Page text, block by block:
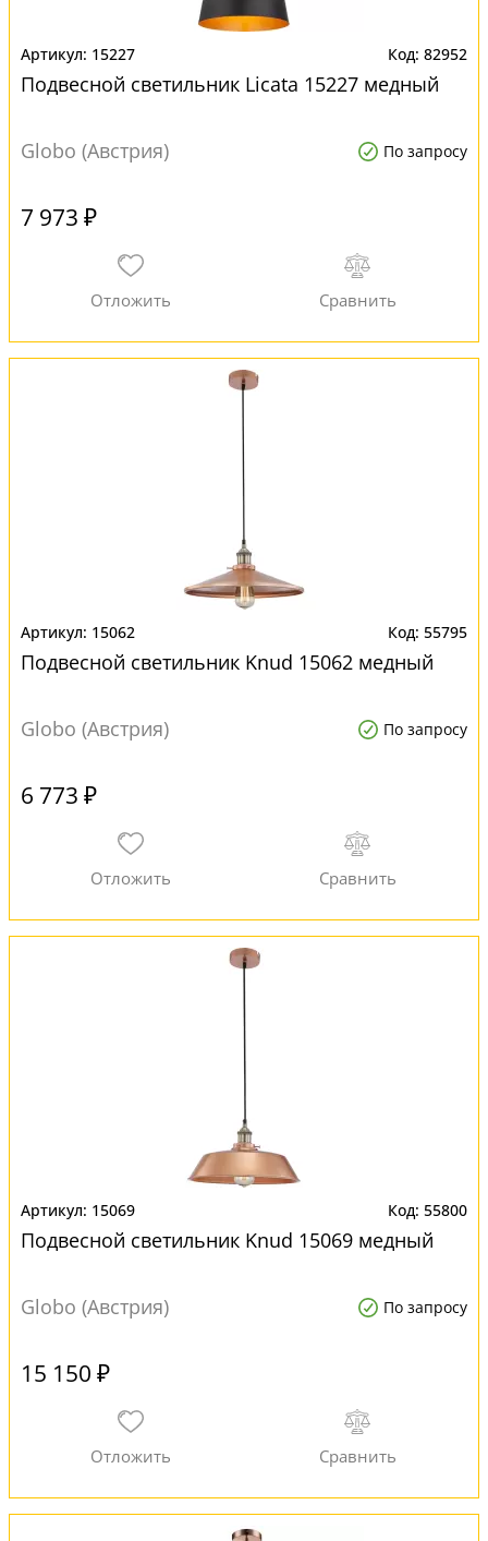
15227 82952
Подвесной светильник Licata 15227 медный
Globo (Австрия) По запросу
7 973 ₽
15062 55795
Подвесной светильник Knud 15062 медный
Globo (Австрия) По запросу
6 773 ₽
15069 55800
Подвесной светильник Knud 15069 медный
Globo (Австрия) По запросу
15 150 ₽